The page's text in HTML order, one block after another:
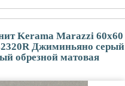
Kerama Marazzi 60x60
Джиминьяно серый
обрезной матовая